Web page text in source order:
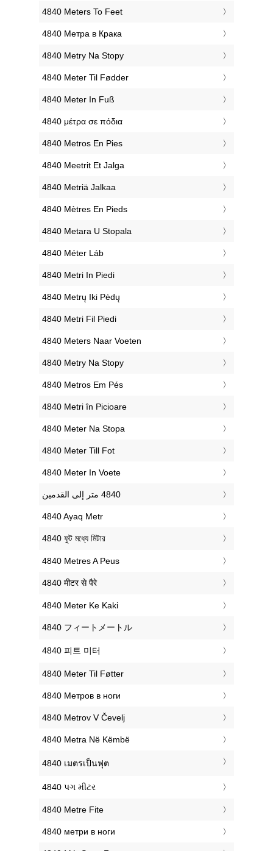
‎4840 Meters To Feet
‎4840 Метра в Крака
‎4840 Metry Na Stopy
‎4840 Meter Til Fødder
‎4840 Meter In Fuß
‎4840 μέτρα σε πόδια
‎4840 Metros En Pies
‎4840 Meetrit Et Jalga
‎4840 Metriä Jalkaa
‎4840 Mètres En Pieds
‎4840 Metara U Stopala
‎4840 Méter Láb
‎4840 Metri In Piedi
‎4840 Metrų Iki Pėdų
‎4840 Metri Fil Piedi
‎4840 Meters Naar Voeten
‎4840 Metry Na Stopy
‎4840 Metros Em Pés
‎4840 Metri în Picioare
‎4840 Meter Na Stopa
‎4840 Meter Till Fot
‎4840 Meter In Voete
‎4840 Ayaq Metr
‎4840 ফুট মধ্যে মিটার
‎4840 Metres A Peus
‎4840 मीटर से पैरे
‎4840 Meter Ke Kaki
‎4840 フィートメートル
‎4840 피트 미터
‎4840 Meter Til Føtter
‎4840 Метров в ноги
‎4840 Metrov V Čevelj
‎4840 Metra Në Këmbë
‎4840 เมตรเป็นฟุต
‎4840 પગ મીટર
‎4840 Metre Fite
‎4840 метри в ноги